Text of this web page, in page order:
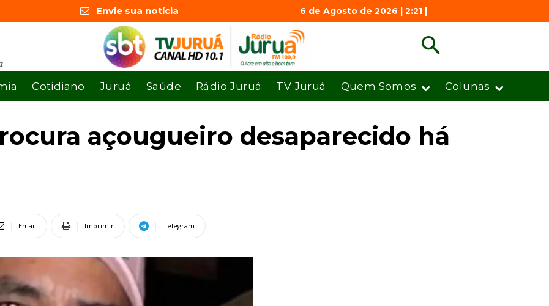
Envie sua notícia 6 de Agosto de 2026 | 2:21 |
Cotidiano Juruá Saúde Rádio Juruá TV Juruá Quem Somos Colunas
açougueiro desaparecido há
Email Imprimir Telegram